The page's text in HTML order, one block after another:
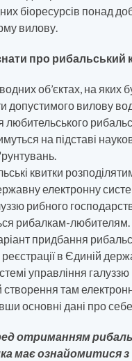
біоресурсів понад
вилову.
про рибальський
об’єктах, на яких
допустимого вилову
любительського
на підставі
квитки
електронну
рибного
рибалкам-любителям.
придбання
в Єдиній
управління
створення там
основні дані про
отриманням
має ознайомитися з